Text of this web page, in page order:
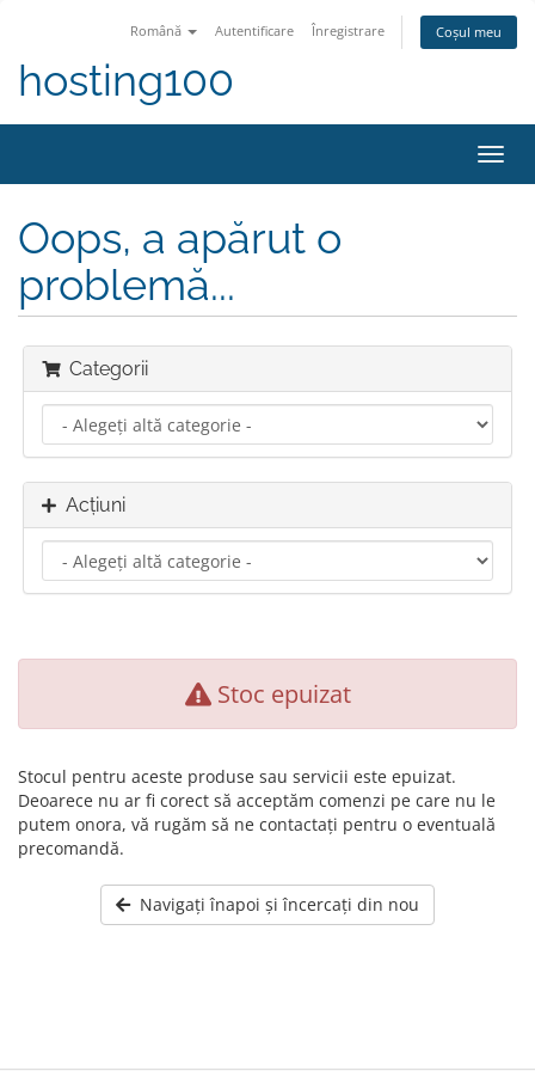
Română Autentificare Înregistrare Coșul meu
hosting100
Oops, a apărut o
problemă...
Categorii
Acțiuni
Stoc epuizat
Stocul pentru aceste produse sau servicii este epuizat.
Deoarece nu ar fi corect să acceptăm comenzi pe care nu le
putem onora, vă rugăm să ne contactați pentru o eventuală
precomandă.
Navigați înapoi și încercați din nou